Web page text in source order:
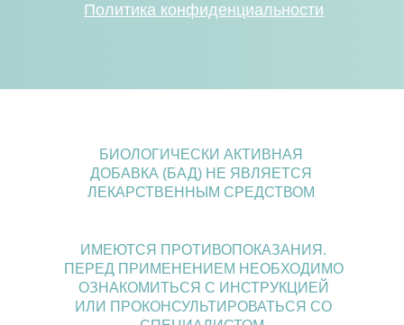
ИМЕЮТСЯ ПРОТИВОПОКАЗАНИЯ.
ПЕРЕД ПРИМЕНЕНИЕМ НЕОБХОДИМО
ОЗНАКОМИТЬСЯ С ИНСТРУКЦИЕЙ
ИЛИ ПРОКОНСУЛЬТИРОВАТЬСЯ СО
БИОЛОГИЧЕСКИ АКТИВНАЯ
ДОБАВКА (БАД) НЕ ЯВЛЯЕТСЯ
ЛЕКАРСТВЕННЫМ СРЕДСТВОМ
Политика конфиденциальности